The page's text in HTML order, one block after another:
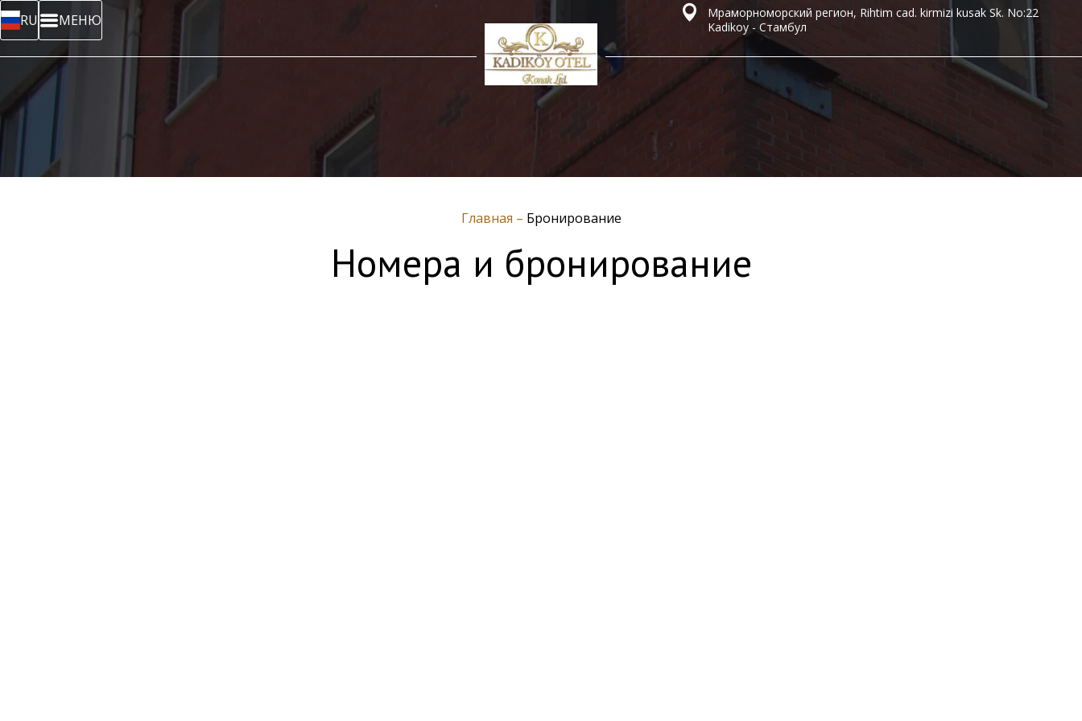
RU МЕНЮ
Мраморноморский регион, Rihtim cad. kirmizi kusak Sk. No:22
Kadikoy - Стамбул
Главная – Бронирование
Номера и бронирование